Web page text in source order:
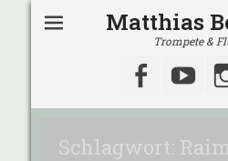
Matthias
Trompete &
Schlagwort: